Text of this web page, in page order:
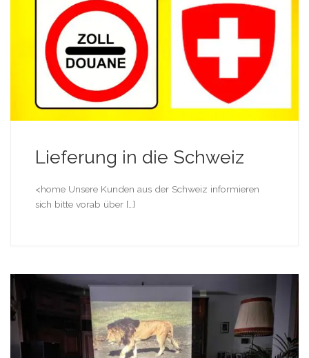
Lieferung in die Schweiz
<home Unsere Kunden aus der Schweiz informieren
sich bitte vorab über […]